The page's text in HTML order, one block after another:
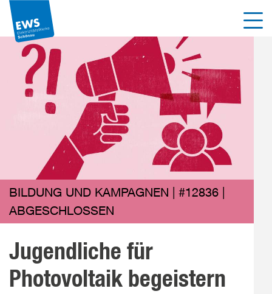
Direkt
zum
Inhalt
springen
BILDUNG UND KAMPAGNEN | #12836 |
ABGESCHLOSSEN
Jugendliche für
Photovoltaik begeistern